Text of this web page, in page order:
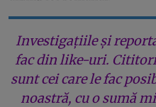
Investigațiile și
fac din like-uri.
sunt cei care le fac
noastră, cu o sumă